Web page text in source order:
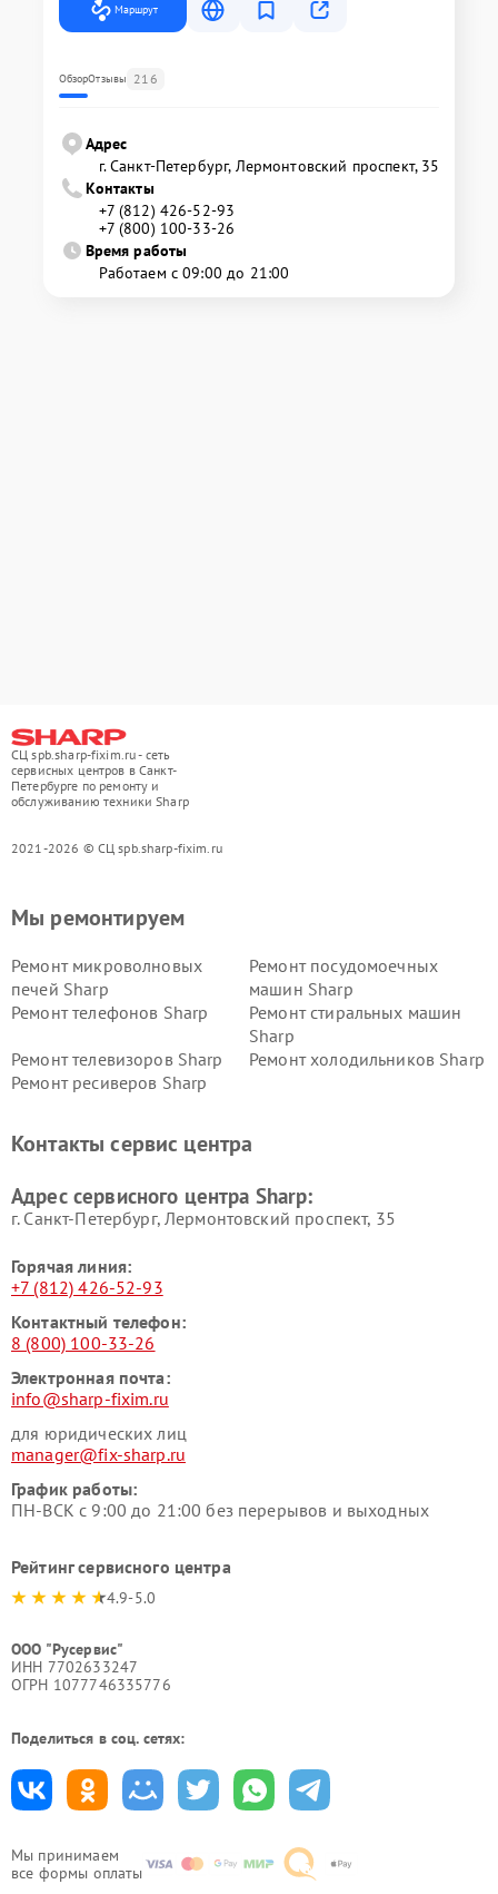
Маршрут
ОбзорОтзывы 216
Адрес
г. Санкт-Петербург, Лермонтовский проспект, 35
Контакты
+7 (812) 426-52-93
+7 (800) 100-33-26
Время работы
Работаем с 09:00 до 21:00
СЦ spb.sharp-fixim.ru - сеть
сервисных центров в Санкт-
Петербурге по ремонту и
обслуживанию техники Sharp
2021-2026 © СЦ spb.sharp-fixim.ru
Мы принимаем
все формы оплаты
Мы ремонтируем
Ремонт микроволновых
печей Sharp
Ремонт посудомоечных
машин Sharp
Ремонт телефонов Sharp
Ремонт стиральных машин
Sharp
Ремонт телевизоров Sharp
Ремонт холодильников Sharp
Ремонт ресиверов Sharp
Контакты сервис центра
Адрес сервисного центра Sharp:
г. Санкт-Петербург, Лермонтовский проспект, 35
Горячая линия:
+7 (812) 426-52-93
Контактный телефон:
8 (800) 100-33-26
Электронная почта:
info@sharp-fixim.ru
для юридических лиц
manager@fix-sharp.ru
График работы:
ПН-ВСК с 9:00 до 21:00 без перерывов и выходных
Рейтинг сервисного центра
4.9-5.0
ООО "Русервис"
ИНН 7702633247
ОГРН 1077746335776
Поделиться в соц. сетях: